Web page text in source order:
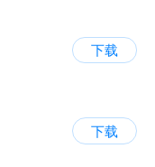
下载
下载